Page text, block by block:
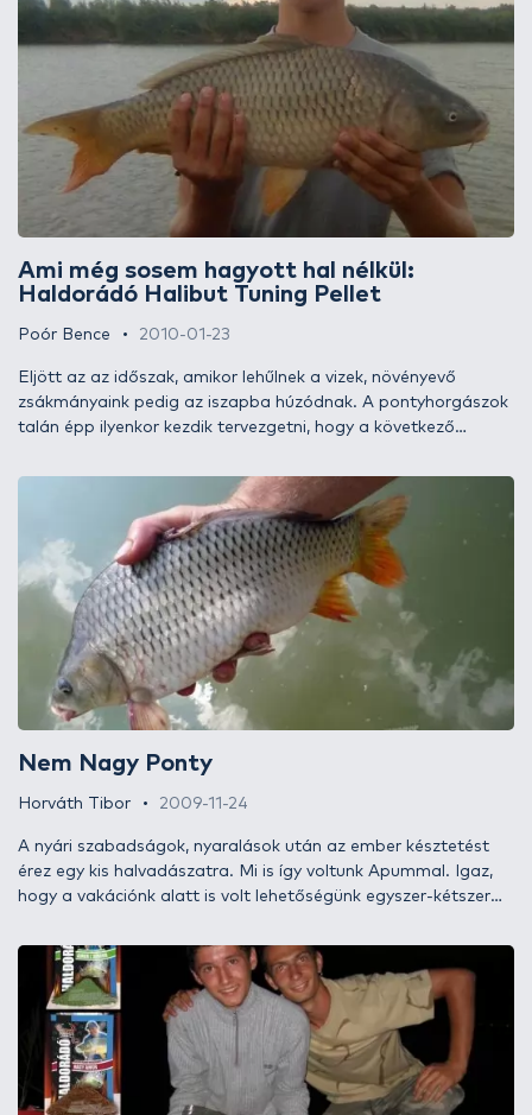
Haldorádó 2010-es újdonságainak tesztelése, kipróbálása
volt egy újabb vízen, valamint hogy végre egy jót horgásszunk.
Lássuk az eredményt!
Ami még sosem hagyott hal nélkül:
Haldorádó Halibut Tuning Pellet
Poór Bence 2010-01-23
Eljött az az időszak, amikor lehűlnek a vizek, növényevő
zsákmányaink pedig az iszapba húzódnak. A pontyhorgászok
talán épp ilyenkor kezdik tervezgetni, hogy a következő
próbálkozzanak. Én most ebben szeretnék egy kis segítséget
nyújtani, méghozzá csali témakörben.
Nem Nagy Ponty
Horváth Tibor 2009-11-24
A nyári szabadságok, nyaralások után az ember késztetést
érez egy kis halvadászatra. Mi is így voltunk Apummal. Igaz,
hogy a vakációnk alatt is volt lehetőségünk egyszer-kétszer
talán a kisebb fehérhal népség és a horgunkról leforduló egy-
egy pici potyka miatt kaptunk vérszemet arra, hogy pontyot
fogjunk. Félre ne értsétek! Imádom kihúzkodni a kéttenyeres
dévérkeszegeket a balatoni nádasból vagy a dunai sodrásból,
csak hát fő a változatosság…